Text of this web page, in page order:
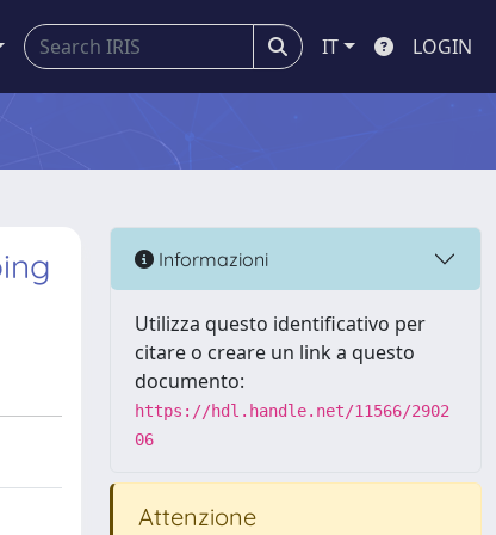
IT LOGIN
Informazioni
Utilizza questo identificativo per
citare o creare un link a questo
documento:
https://hdl.handle.net/11566/2902
06
Attenzione